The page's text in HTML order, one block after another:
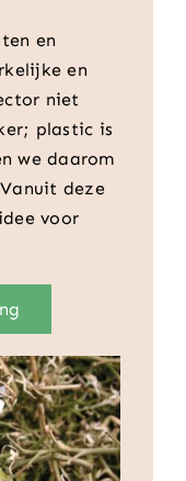
en
en
niet
plastic is
we daarom
deze
voor